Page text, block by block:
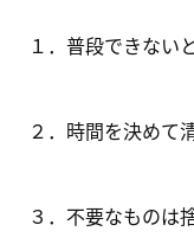
１．普段できない
２．時間を決めて
３．不要なものは